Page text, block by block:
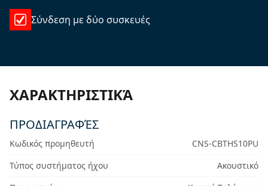
Σύνδεση με δύο συσκευές
ΧΑΡΑΚΤΗΡΙΣΤΙΚΆ
ΠΡΟΔΙΑΓΡΑΦΈΣ
Κωδικός προμηθευτή
CNS-CBTHS10PU
Τύπος συστήματος ήχου
Ακουστικό